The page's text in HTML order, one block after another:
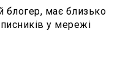
блогер, має близько
у мережі